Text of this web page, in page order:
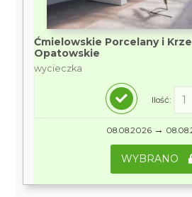
Ćmielowskie Porcelany i
Opatowskie
wycieczka
Ilość:
08.08.2026 →
WYBRANO